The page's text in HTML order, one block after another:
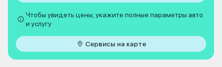
Чтобы увидеть цены, укажите полные параметры авто
и услугу
Сервисы на карте